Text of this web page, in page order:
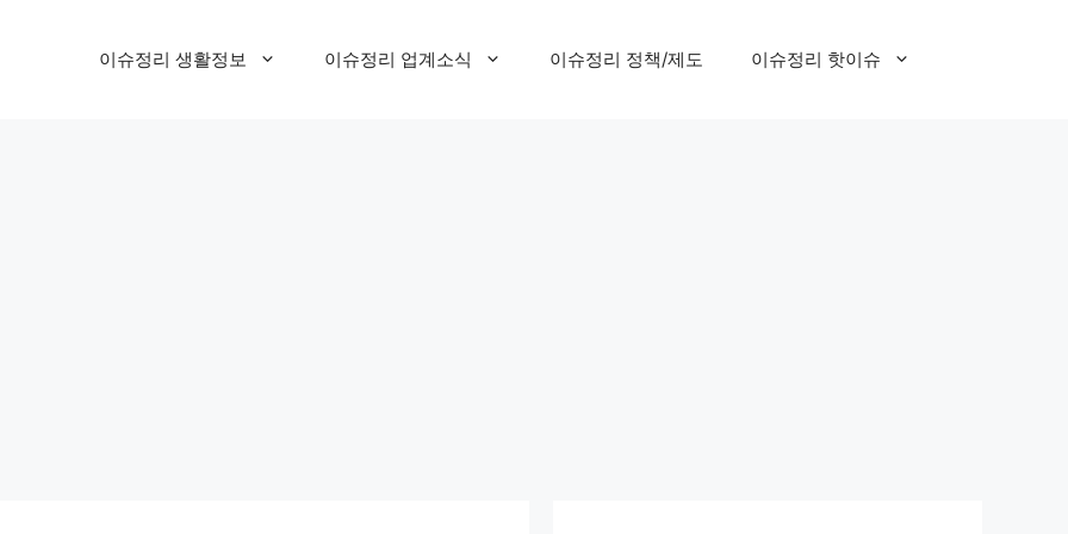
이슈정리 생활정보 이슈정리 업계소식 이슈정리 정책/제도 이슈정리 핫이슈